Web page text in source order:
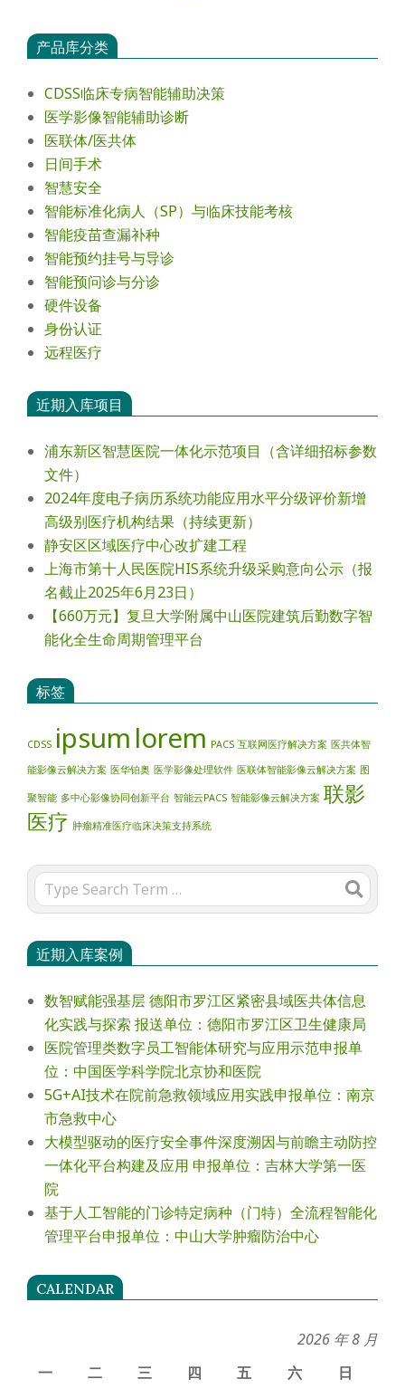
产品库分类
CDSS临床专病智能辅助决策
医学影像智能辅助诊断
医联体/医共体
日间手术
智慧安全
智能标准化病人（SP）与临床技能考核
智能疫苗查漏补种
智能预约挂号与导诊
智能预问诊与分诊
硬件设备
身份认证
远程医疗
近期入库项目
浦东新区智慧医院一体化示范项目（含详细招标参数
文件）
2024年度电⼦病历系统功能应⽤⽔平分级评价新增
⾼级别医疗机构结果（持续更新）
静安区区域医疗中心改扩建工程
上海市第十人民医院HIS系统升级采购意向公示（报
名截止2025年6月23日）
【660万元】复旦大学附属中山医院建筑后勤数字智
能化全生命周期管理平台
标签
CDSS ipsum lorem PACS 互联网医疗解决方案 医共体智
能影像云解决方案 医华铂奥 医学影像处理软件 医联体智能影像云解决方案 图
聚智能 多中心影像协同创新平台 智能云PACS 智能影像云解决方案 联影
医疗 肿瘤精准医疗临床决策支持系统
Search
近期入库案例
数智赋能强基层 德阳市罗江区紧密县域医共体信息
化实践与探索 报送单位：德阳市罗江区卫生健康局
医院管理类数字员工智能体研究与应用示范申报单
位：中国医学科学院北京协和医院
5G+AI技术在院前急救领域应用实践申报单位：南京
市急救中心
大模型驱动的医疗安全事件深度溯因与前瞻主动防控
一体化平台构建及应用 申报单位：吉林大学第一医
院
基于人工智能的门诊特定病种（门特）全流程智能化
管理平台申报单位：中山大学肿瘤防治中心
CALENDAR
2026 年 8 月
一
二 三 四 五 六
日